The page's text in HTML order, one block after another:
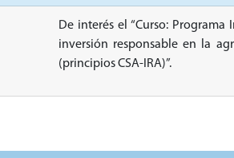
De interés el “Curso:
inversión responsable en la
(principios CSA-IRA)”.